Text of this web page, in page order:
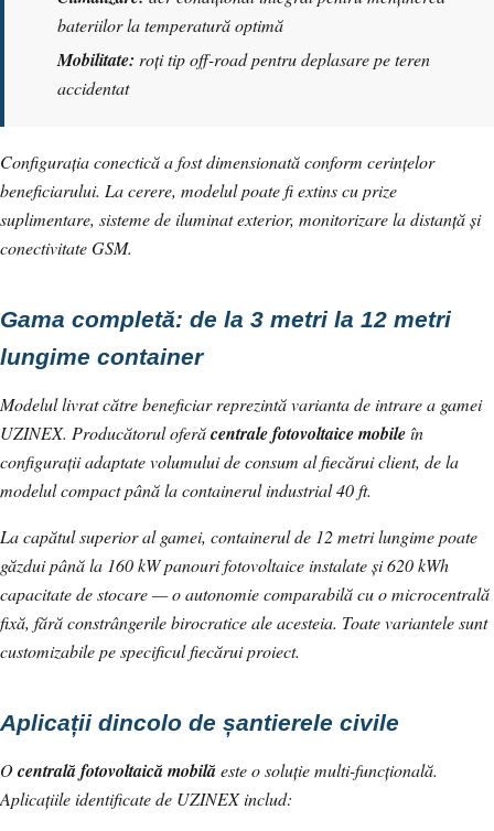
bateriilor la temperatură optimă
Mobilitate: roți tip off-road pentru deplasare pe teren
accidentat
Configurația conectică a fost dimensionată conform cerințelor
beneficiarului. La cerere, modelul poate fi extins cu prize
suplimentare, sisteme de iluminat exterior, monitorizare la distanță și
conectivitate GSM.
Gama completă: de la 3 metri la 12 metri
lungime container
Modelul livrat către beneficiar reprezintă varianta de intrare a gamei
UZINEX. Producătorul oferăcentrale fotovoltaice mobileîn
configurații adaptate volumului de consum al fiecărui client, de la
modelul compact până la containerul industrial 40 ft.
La capătul superior al gamei, containerul de 12 metri lungime poate
găzdui până la 160 kW panouri fotovoltaice instalate și 620 kWh
capacitate de stocare — o autonomie comparabilă cu o microcentrală
fixă, fără constrângerile birocratice ale acesteia. Toate variantele sunt
customizabile pe specificul fiecărui proiect.
Aplicații dincolo de șantierele civile
Ocentrală fotovoltaică mobilăeste o soluție multi-funcțională.
Aplicațiile identificate de UZINEX includ: